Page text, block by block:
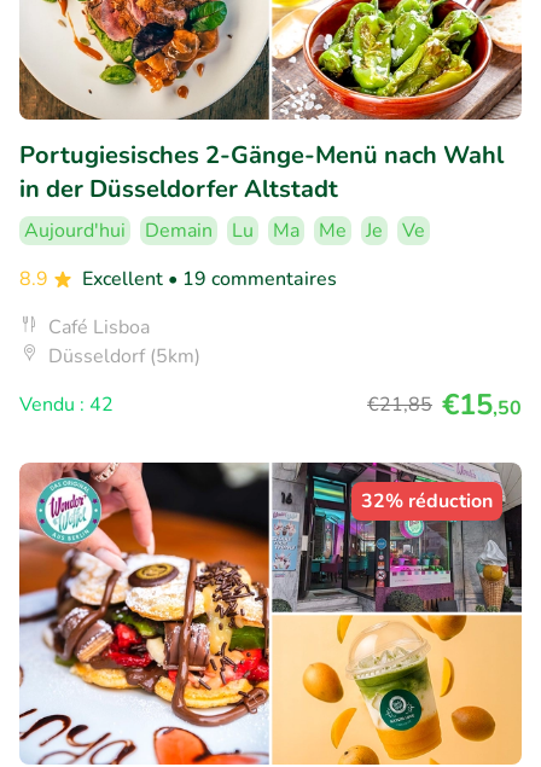
Portugiesisches 2-Gänge-Menü nach Wahl
in der Düsseldorfer Altstadt
Aujourd'hui Demain Lu Ma Me Je
Ve
8.9
Excellent • 19 commentaires
Café Lisboa
Düsseldorf (5km)
Vendu : 42
€21,85 €15,50
32% réduction